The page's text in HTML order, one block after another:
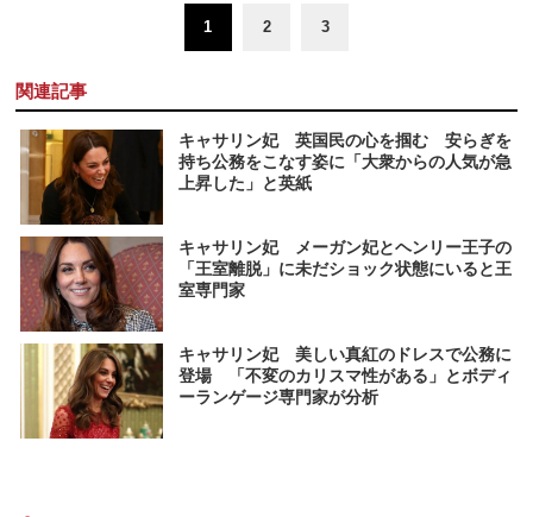
1 2 3
関連記事
キャサリン妃 英国民の心を掴む 安らぎを
持ち公務をこなす姿に「大衆からの人気が急
上昇した」と英紙
キャサリン妃 メーガン妃とヘンリー王子の
「王室離脱」に未だショック状態にいると王
室専門家
キャサリン妃 美しい真紅のドレスで公務に
登場 「不変のカリスマ性がある」とボディ
ーランゲージ専門家が分析